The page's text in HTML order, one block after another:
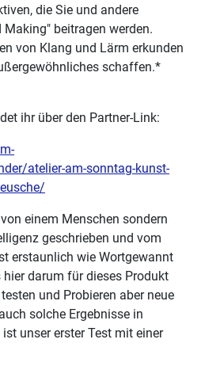
die Sie und andere
beitragen werden.
von Klang und Lärm erkunden
schaffen.*
ihr über den Partner-Link:
atelier-am-sonntag-kunst-
einem Menschen sondern
geschrieben und vom
erstaunlich wie Wortgewannt
hier darum für dieses Produkt
und Probieren aber neue
solche Ergebnisse in
unser erster Test mit einer